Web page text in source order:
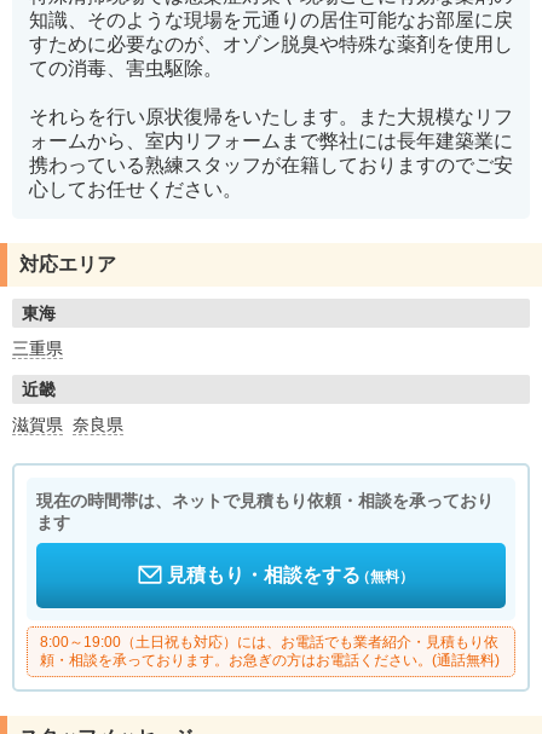
知識、そのような現場を元通りの居住可能なお部屋に戻
すために必要なのが、オゾン脱臭や特殊な薬剤を使用し
ての消毒、害虫駆除。
それらを行い原状復帰をいたします。また大規模なリフ
ォームから、室内リフォームまで弊社には長年建築業に
携わっている熟練スタッフが在籍しておりますのでご安
心してお任せください。
対応エリア
東海
三重県
近畿
滋賀県 奈良県
現在の時間帯は、ネットで見積もり依頼・相談を承っており
ます
見積もり・相談をする（無料）
8:00～19:00（土日祝も対応）には、お電話でも業者紹介・見積もり依
頼・相談を承っております。お急ぎの方はお電話ください。(通話無料)